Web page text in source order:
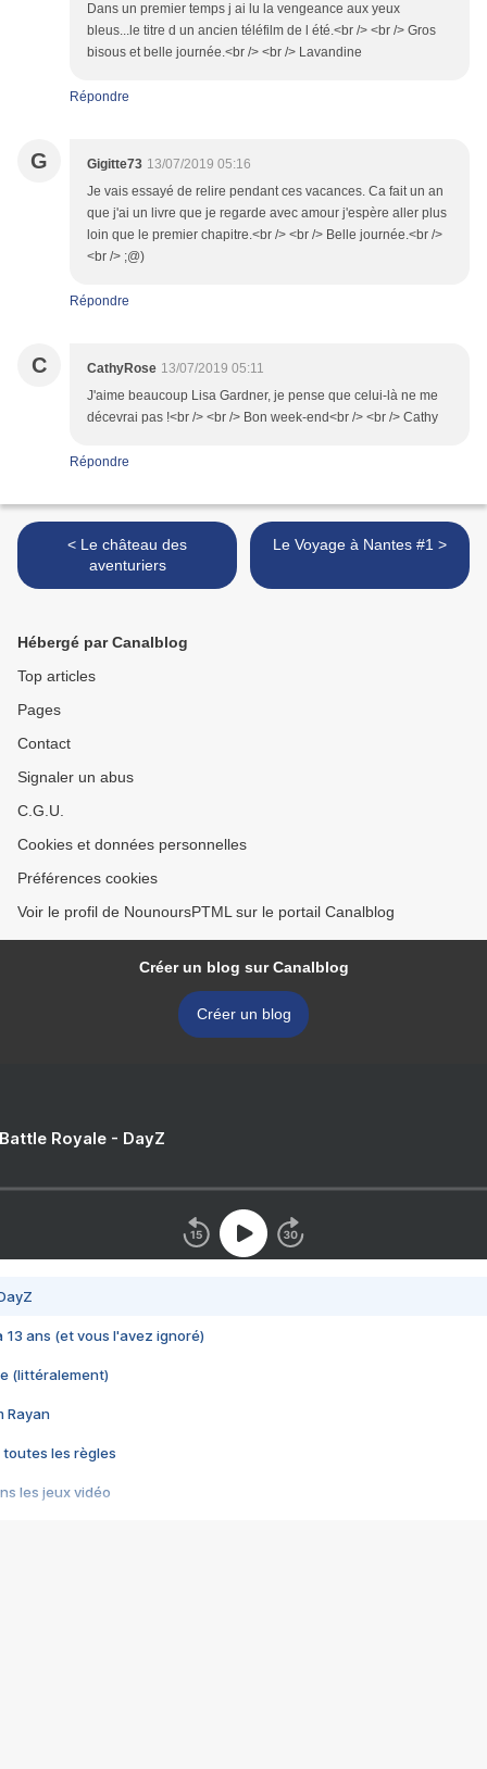
Dans un premier temps j ai lu la vengeance aux yeux
bleus...le titre d un ancien téléfilm de l été.<br /> <br /> Gros
bisous et belle journée.<br /> <br /> Lavandine
Répondre
G Gigitte73 13/07/2019 05:16
Je vais essayé de relire pendant ces vacances. Ca fait un an
que j'ai un livre que je regarde avec amour j'espère aller plus
loin que le premier chapitre.<br /> <br /> Belle journée.<br />
<br /> ;@)
Répondre
C CathyRose 13/07/2019 05:11
J'aime beaucoup Lisa Gardner, je pense que celui-là ne me
décevrai pas !<br /> <br /> Bon week-end<br /> <br /> Cathy​​​​
Répondre
< Le château des
aventuriers
Le Voyage à Nantes #1 >
Hébergé par Canalblog
Top articles
Pages
Contact
Signaler un abus
C.G.U.
Cookies et données personnelles
Préférences cookies
Voir le profil de NounoursPTML sur le portail Canalblog
Créer un blog sur Canalblog
Créer un blog
Royale - DayZ
13 ans (et vous l'avez ignoré)
(littéralement)
Rayan
toutes les règles
les jeux vidéo